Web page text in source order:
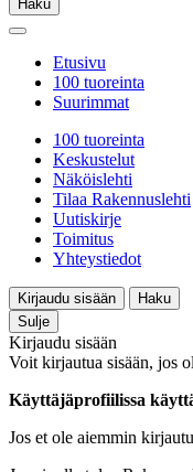
Haku
Etusivu
100 tuoreinta
Suurimmat
100 tuoreinta
Keskustelut
Näköislehti
Tilaa Rakennuslehti
Uutiskirje
Toimitus
Yhteystiedot
Kirjaudu sisään
Haku
Sulje
Kirjaudu sisään
Voit kirjautua sisään, jos
Käyttäjäprofiilissa
Jos et ole aiemmin